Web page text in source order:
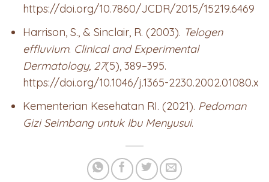
https://doi.org/10.7860/JCDR/2015/15219.6469
Harrison, S., & Sinclair, R. (2003). Telogen
effluvium. Clinical and Experimental
Dermatology, 27(5), 389–395.
https://doi.org/10.1046/j.1365-2230.2002.01080.x
Kementerian Kesehatan RI. (2021). Pedoman
Gizi Seimbang untuk Ibu Menyusui.